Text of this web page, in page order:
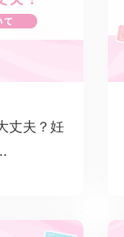
丈夫？妊